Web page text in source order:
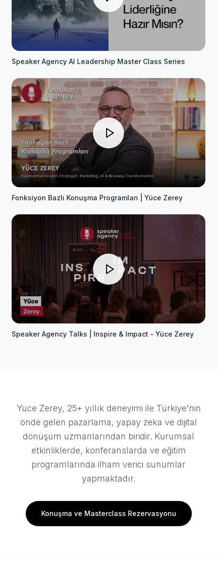
Speaker Agency AI Leadership Master Class Series
Fonksiyon Bazlı Konuşma Programları | Yüce Zerey
Speaker Agency Talks | Inspire & Impact - Yüce Zerey
Yüce Zerey, 25+ yıllık deneyimi ile Türkiye'nin
önde gelen pazarlama, yapay zeka ve dijital
dönüşüm uzmanlarından biridir. Kurumsal
etkinliklerde, konferanslarda ve eğitim
programlarında ilham verici sunumlar
yapmaktadır.
Konuşma ve Masterclass Rezervasyonu